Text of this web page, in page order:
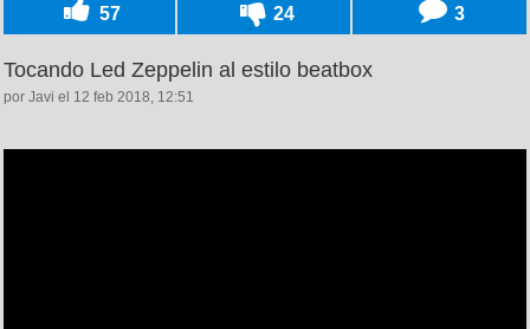
57 24 3
Tocando Led Zeppelin al estilo beatbox
por Javi el 12 feb 2018, 12:51